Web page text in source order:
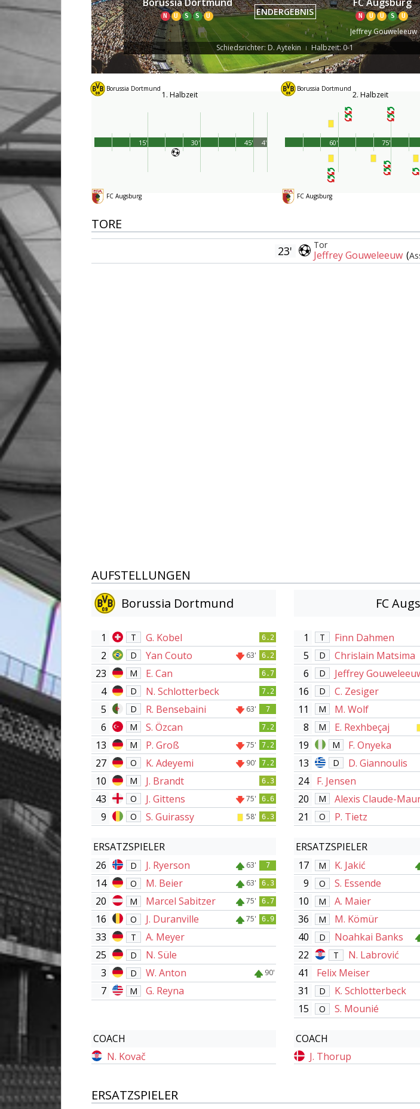
N U S S U ENDERGEBNIS N U U S U
Jeffrey Gouweleeuw
Schiedsrichter: D. Aytekin
| Halbzeit: 0-1
Borussia Dortmund
1. Halbzeit
FC Augsburg
45'
15' 30' 4'
Borussia Dortmund
2. Halbzeit
FC Augsburg
60' 75'
TORE
23' Tor
Jeffrey Gouweleeuw (
AUFSTELLUNGEN
Borussia Dortmund
1 T G. Kobel 6.2
2 D Yan Couto 63' 6.2
23 M E. Can 6.7
4 D N. Schlotterbeck 7.2
5 D R. Bensebaini 63' 7
6 M S. Özcan 7.2
13 M P. Groß 75' 7.2
27 O K. Adeyemi 90' 7.2
10 M J. Brandt 6.3
43 O J. Gittens 75' 6.6
9 O S. Guirassy 58' 6.3
ERSATZSPIELER
26
D J. Ryerson 63' 7
14 O M. Beier 63' 6.3
20 M Marcel Sabitzer 75' 6.7
16 O J. Duranville 75' 6.9
33 T
A. Meyer
25
D
N. Süle
3
D W. Anton 90'
7 M G. Reyna
COACH
N. Kovač
FC
1 T Finn Dahmen
5 D Chrislain Matsima
6 D Jeffrey
16 D C. Zesiger
11 M M. Wolf
8 M E. Rexhbeçaj
19 M F. Onyeka
13 D D. Giannoulis
24 F. Jensen
20 M Alexis Claude-
21 O P. Tietz
ERSATZSPIELER
17
M K. Jakić
9 O S. Essende
10 M A. Maier
36 M M. Kömür
40 D Noahkai Banks
22 T
N. Labrović
41
Felix Meiser
31
D
K. Schlotterbeck
15
O S. Mounié
COACH
J. Thorup
ERSATZSPIELER